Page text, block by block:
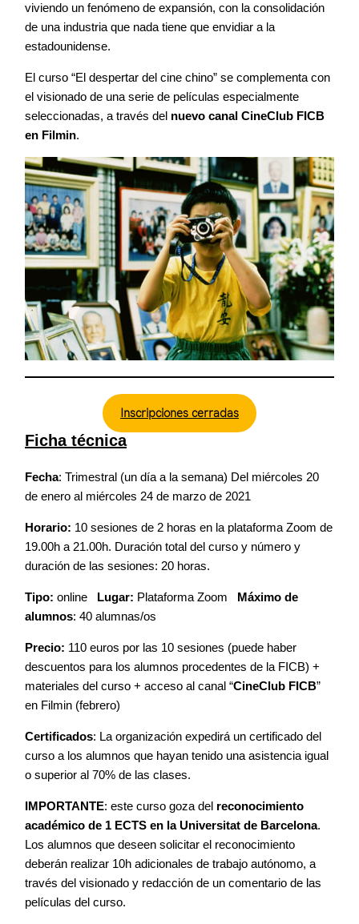
viviendo un fenómeno de expansión, con la consolidación
de una industria que nada tiene que envidiar a la
estadounidense.
El curso “El despertar del cine chino” se complementa con
el visionado de una serie de películas especialmente
seleccionadas, a través del nuevo canal CineClub FICB
en Filmin.
Inscripciones cerradas
Ficha técnica
Fecha: Trimestral (un día a la semana) Del miércoles 20
de enero al miércoles 24 de marzo de 2021
Horario: 10 sesiones de 2 horas en la plataforma Zoom de
19.00h a 21.00h. Duración total del curso y número y
duración de las sesiones: 20 horas.
Tipo: online Lugar: Plataforma Zoom Máximo de
alumnos: 40 alumnas/os
Precio: 110 euros por las 10 sesiones (puede haber
descuentos para los alumnos procedentes de la FICB) +
materiales del curso + acceso al canal “CineClub FICB”
en Filmin (febrero)
Certificados: La organización expedirá un certificado del
curso a los alumnos que hayan tenido una asistencia igual
o superior al 70% de las clases.
IMPORTANTE: este curso goza del reconocimiento
académico de 1 ECTS en la Universitat de Barcelona.
Los alumnos que deseen solicitar el reconocimiento
deberán realizar 10h adicionales de trabajo autónomo, a
través del visionado y redacción de un comentario de las
películas del curso.